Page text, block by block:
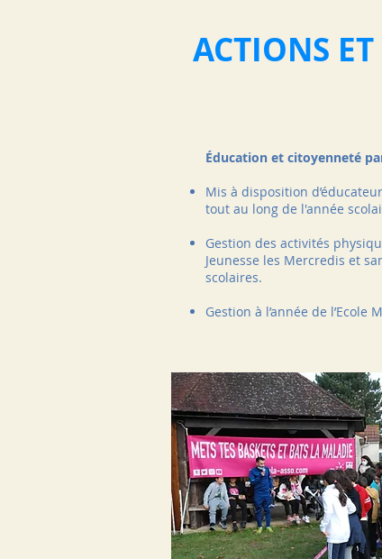
ACTIONS ET
Éducation et citoyenneté
Mis à disposition
tout au long de l'année
Gestion des activités
Jeunesse les Mercredis et
scolaires.
Gestion à l’année de